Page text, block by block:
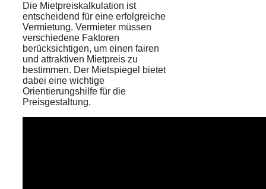
Die Mietpreiskalkulation ist
entscheidend für eine erfolgreiche
Vermietung. Vermieter müssen
verschiedene Faktoren
berücksichtigen, um einen fairen
und attraktiven Mietpreis zu
bestimmen. Der Mietspiegel bietet
dabei eine wichtige
Orientierungshilfe für die
Preisgestaltung.